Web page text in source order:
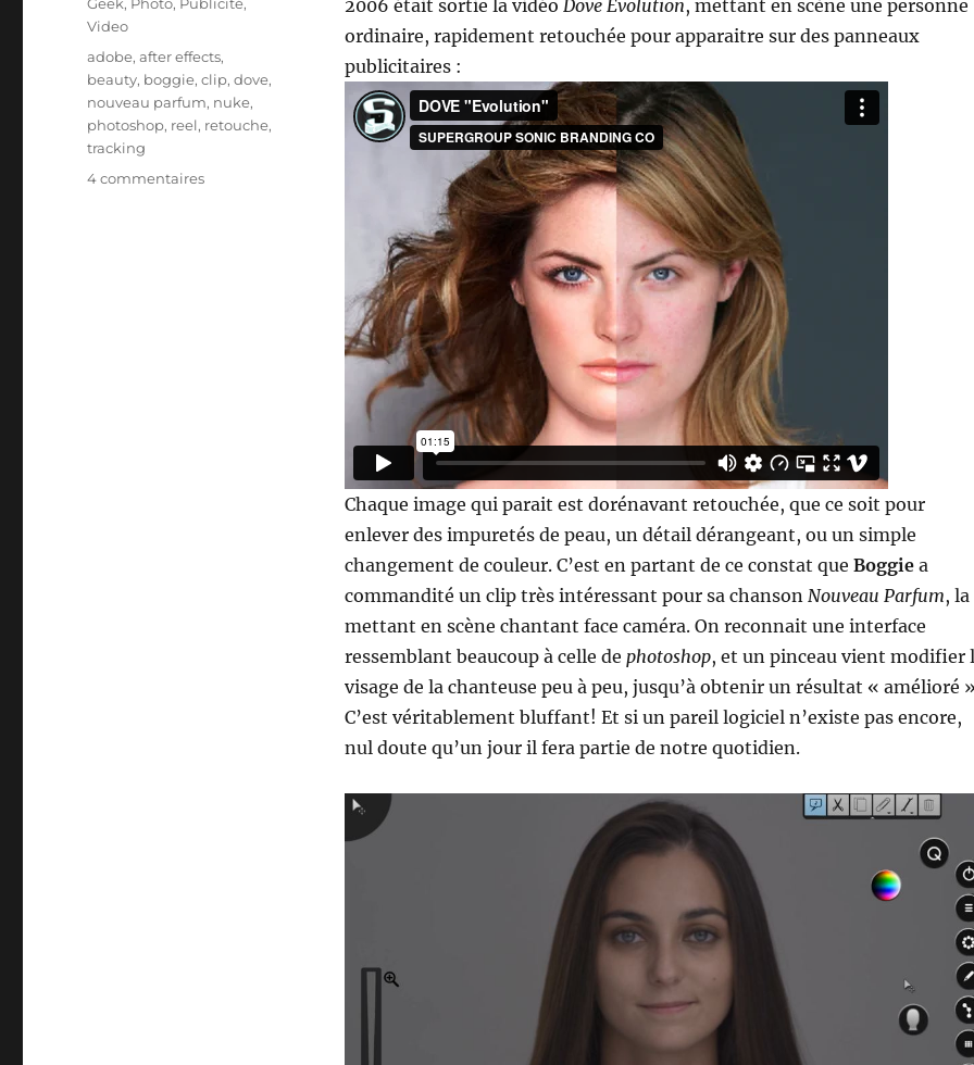
2006 était sortie la vidéo Dove Evolution, mettant en scène une personne
ordinaire, rapidement retouchée pour apparaitre sur des panneaux
publicitaires :
Chaque image qui parait est dorénavant retouchée, que ce soit pour
enlever des impuretés de peau, un détail dérangeant, ou un simple
changement de couleur. C’est en partant de ce constat que Boggiea
commandité un clip très intéressant pour sa chanson Nouveau Parfum, la
mettant en scène chantant face caméra. On reconnait une interface
ressemblant beaucoup à celle de photoshop, et un pinceau vient modifier
visage de la chanteuse peu à peu, jusqu’à obtenir un résultat « amélioré
C’est véritablement bluffant! Et si un pareil logiciel n’existe pas encore,
nul doute qu’un jour il fera partie de notre quotidien.
Video
Étiquettes
adobe,after effects,
beauty, boggie,clip,dove,
nouveau parfum, nuke,
photoshop, reel, retouche,
tracking
4 commentairessur